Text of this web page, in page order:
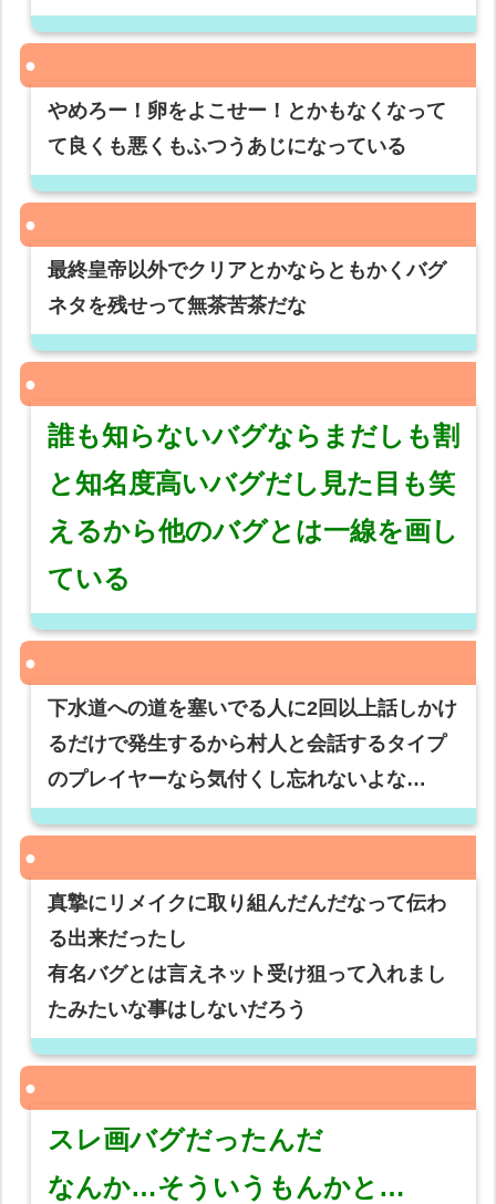
やめろー！卵をよこせー！とかもなくなって
て良くも悪くもふつうあじになっている
最終皇帝以外でクリアとかならともかくバグ
ネタを残せって無茶苦茶だな
誰も知らないバグならまだしも割
と知名度高いバグだし見た目も笑
えるから他のバグとは一線を画し
ている
下水道への道を塞いでる人に2回以上話しかけ
るだけで発生するから村人と会話するタイプ
のプレイヤーなら気付くし忘れないよな…
真摯にリメイクに取り組んだんだなって伝わ
る出来だったし
有名バグとは言えネット受け狙って入れまし
たみたいな事はしないだろう
スレ画バグだったんだ
なんか…そういうもんかと…